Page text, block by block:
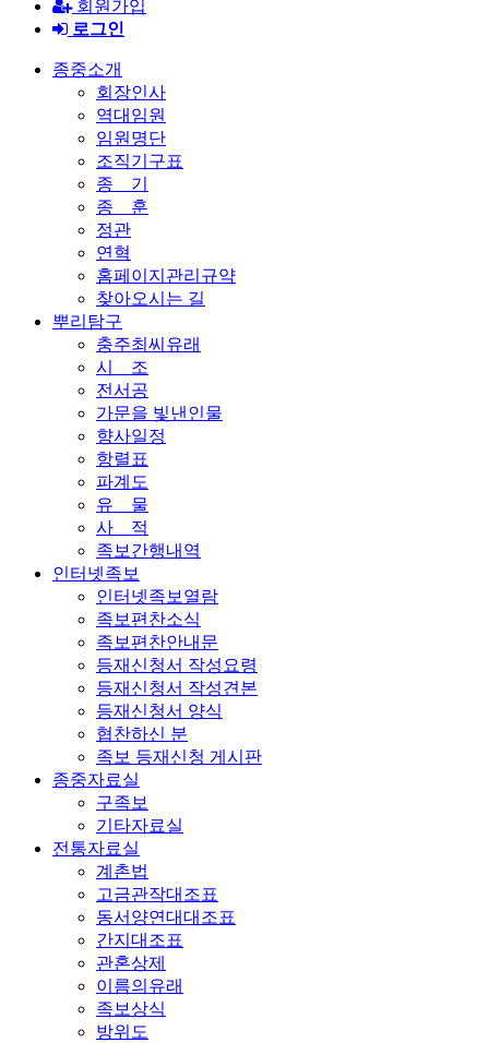
회원가입
로그인
종중소개
회장인사
역대임원
임원명단
조직기구표
종 기
종 훈
정관
연혁
홈페이지관리규약
찾아오시는 길
뿌리탐구
충주최씨유래
시 조
전서공
가문을 빛낸인물
향사일정
항렬표
파계도
유 물
사 적
족보간행내역
인터넷족보
인터넷족보열람
족보편찬소식
족보편찬안내문
등재신청서 작성요령
등재신청서 작성견본
등재신청서 양식
협찬하신 분
족보 등재신청 게시판
종중자료실
구족보
기타자료실
전통자료실
계촌법
고금관작대조표
동서양연대대조표
간지대조표
관혼상제
이름의유래
족보상식
방위도